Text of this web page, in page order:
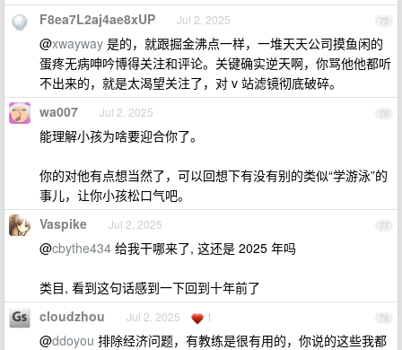
75
F8ea7L2aj4ae8xUP Jul 2, 2025
@xwayway 是的，就跟掘金沸点一样，一堆天天公司摸鱼闲的
蛋疼无病呻吟博得关注和评论。关键确实逆天啊，你骂他他都听
不出来的，就是太渴望关注了，对 v 站滤镜彻底破碎。
76
wa007 Jul 2, 2025
能理解小孩为啥要迎合你了。
你的对他有点想当然了，可以回想下有没有别的类似“学游泳”的
事儿，让你小孩松口气吧。
77
Vaspike Jul 2, 2025
@cbythe434 给我干哪来了, 这还是 2025 年吗
类目, 看到这句话感到一下回到十年前了
78
cloudzhou Jul 2, 2025 1
@ddoyou 排除经济问题，有教练是很有用的，你说的这些我都